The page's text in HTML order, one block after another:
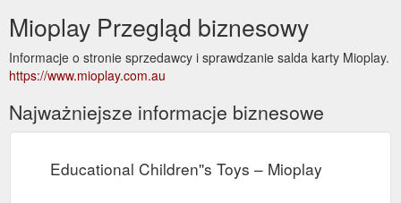
Mioplay Przegląd biznesowy
Informacje o stronie sprzedawcy i sprawdzanie salda karty Mioplay.
https://www.mioplay.com.au
Najważniejsze informacje biznesowe
Educational Children''s Toys – Mioplay